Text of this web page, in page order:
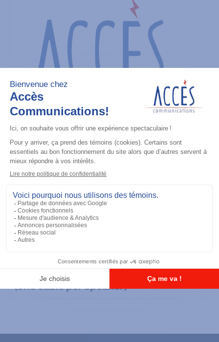
Public Address Kit - Includes Interface
Cable (requires HSN1006 speaker)
Ajouter à la liste
Système de sonorisation
15 Ft. Public Address & Speaker Cable
(one cable per speaker)